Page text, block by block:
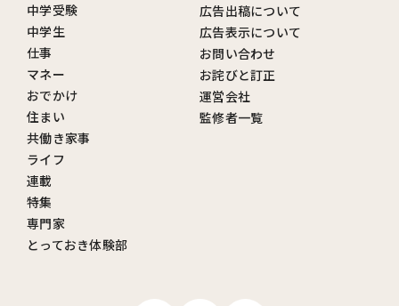
中学受験
中学生
仕事
マネー
おでかけ
住まい
共働き家事
ライフ
連載
特集
専門家
とっておき体験部
広告出稿について
広告表示について
お問い合わせ
お詫びと訂正
運営会社
監修者一覧